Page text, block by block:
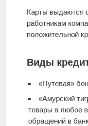
Карты выдаются
работникам
положительной
Виды
«Путевая»
«Амурский
товары в любое
обращений в